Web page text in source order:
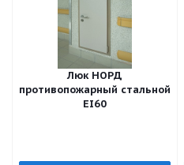
Люк НОРД
противопожарный стальной
EI60